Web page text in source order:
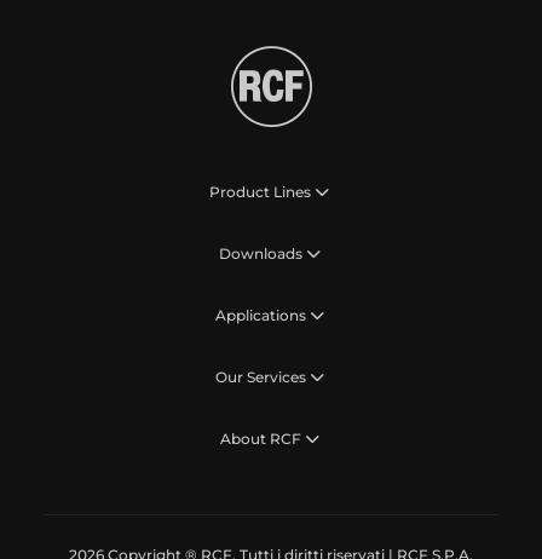
Product Lines
Downloads
Applications
Our Services
About RCF
2026 Copyright ® RCF. Tutti i diritti riservati | RCF S.P.A.